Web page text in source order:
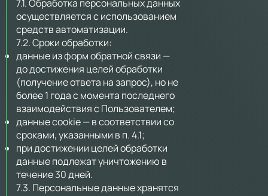
7.1. Обработка персональных данных
осуществляется с использованием
средств автоматизации.
7.2. Сроки обработки:
данные из форм обратной связи —
до достижения целей обработки
(получение ответа на запрос), но не
более 1 года с момента последнего
взаимодействия с Пользователем;
данные cookie — в соответствии со
сроками, указанными в п. 4.1;
при достижении целей обработки
данные подлежат уничтожению в
течение 30 дней.
7.3. Персональные данные хранятся